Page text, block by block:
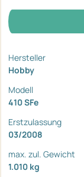
Hersteller
Hobby
Modell
410 SFe
Erstzulassung
03/2008
max. zul. Gewicht
1.010 kg